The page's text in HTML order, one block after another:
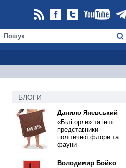
БЛОГИ
Данило Яневський
«Білі орли» та інші
представники
політичної флори та
фауни
Володимир Бойко